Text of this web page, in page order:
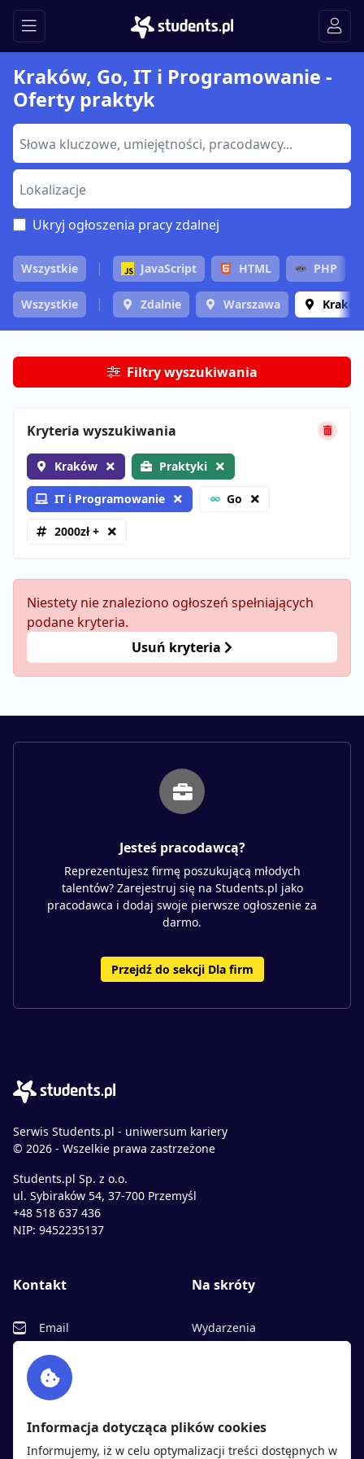
Kraków, Go, IT i Programowanie -
Oferty praktyk
Ukryj ogłoszenia pracy zdalnej
Wszystkie JavaScript HTML PHP
Wszystkie Zdalnie Warszawa
Filtry wyszukiwania
Kryteria wyszukiwania
Kraków Praktyki
IT i Programowanie Go
2000zł +
Niestety nie znaleziono ogłoszeń spełniających
podane kryteria.
Usuń kryteria
Jesteś pracodawcą?
Reprezentujesz firmę poszukującą młodych
talentów? Zarejestruj się na Students.pl jako
pracodawca i dodaj swoje pierwsze ogłoszenie za
darmo.
Przejdź do sekcji Dla firm
Serwis Students.pl - uniwersum kariery
© 2026 - Wszelkie prawa zastrzeżone
Students.pl Sp. z o.o.
ul. Sybiraków 54, 37-700 Przemyśl
+48 518 637 436
NIP: 9452235137
Kontakt
Email
Facebook
Twitter
Na skróty
Wydarzenia
Polityka cookies
Polityka prywatności
Informacja dotycząca plików cookies
Informujemy, iż w celu optymalizacji treści dostępnych w